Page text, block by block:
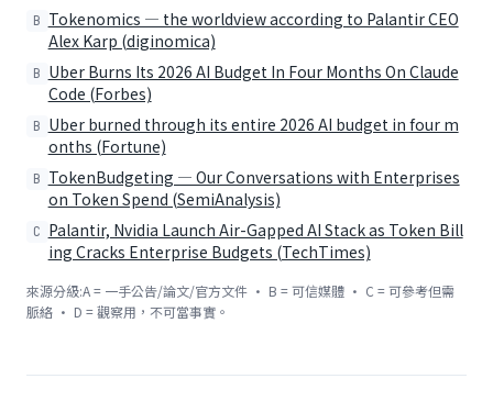
B Tokenomics — the worldview according to Palantir CEO
Alex Karp (diginomica)
B Uber Burns Its 2026 AI Budget In Four Months On Claude
Code (Forbes)
B Uber burned through its entire 2026 AI budget in four m
onths (Fortune)
B TokenBudgeting — Our Conversations with Enterprises
on Token Spend (SemiAnalysis)
C Palantir, Nvidia Launch Air-Gapped AI Stack as Token Bill
ing Cracks Enterprise Budgets (TechTimes)
來源分級:A = 一手公告/論文/官方文件 · B = 可信媒體 · C = 可參考但需
脈絡 · D = 觀察用，不可當事實。